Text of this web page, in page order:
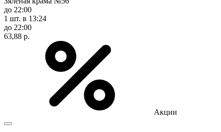
до 22:00
1 шт. в 13:24
до 22:00
63,88 р.
Акции